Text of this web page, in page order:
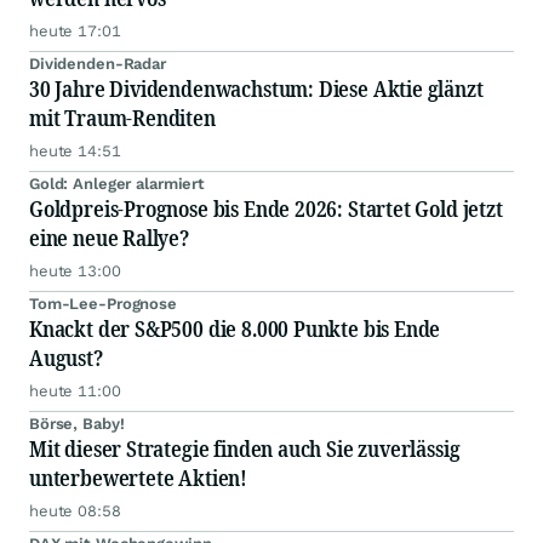
heute 17:01
Dividenden-Radar
30 Jahre Dividendenwachstum: Diese Aktie glänzt
mit Traum-Renditen
heute 14:51
Gold: Anleger alarmiert
Goldpreis-Prognose bis Ende 2026: Startet Gold jetzt
eine neue Rallye?
heute 13:00
Tom-Lee-Prognose
Knackt der S&P500 die 8.000 Punkte bis Ende
August?
heute 11:00
Börse, Baby!
Mit dieser Strategie finden auch Sie zuverlässig
unterbewertete Aktien!
heute 08:58